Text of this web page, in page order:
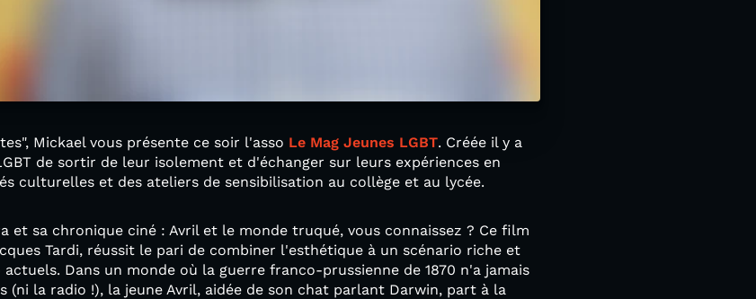
Mickael vous présente ce soir l'asso Le Mag Jeunes LGBT. Créée il y a
de sortir de leur isolement et d'échanger sur leurs expériences en
culturelles et des ateliers de sensibilisation au collège et au lycée.
et sa chronique ciné : Avril et le monde truqué, vous connaissez ? Ce film
Tardi, réussit le pari de combiner l'esthétique à un scénario riche et
Dans un monde où la guerre franco-prussienne de 1870 n'a jamais
(ni la radio !), la jeune Avril, aidée de son chat parlant Darwin, part à la